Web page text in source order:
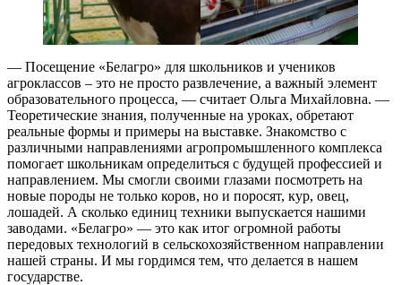
— Посещение «Белагро» для школьников и учеников
агроклассов – это не просто развлечение, а важный элемент
образовательного процесса, — считает Ольга Михайловна. —
Теоретические знания, полученные на уроках, обретают
реальные формы и примеры на выставке. Знакомство с
различными направлениями агропромышленного комплекса
помогает школьникам определиться с будущей профессией и
направлением. Мы смогли своими глазами посмотреть на
новые породы не только коров, но и поросят, кур, овец,
лошадей. А сколько единиц техники выпускается нашими
заводами. «Белагро» — это как итог огромной работы
передовых технологий в сельскохозяйственном направлении
нашей страны. И мы гордимся тем, что делается в нашем
государстве.